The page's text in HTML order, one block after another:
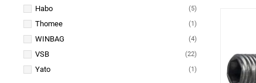
5
Habo
1
Thomee
4
WINBAG
22
VSB
1
Yato